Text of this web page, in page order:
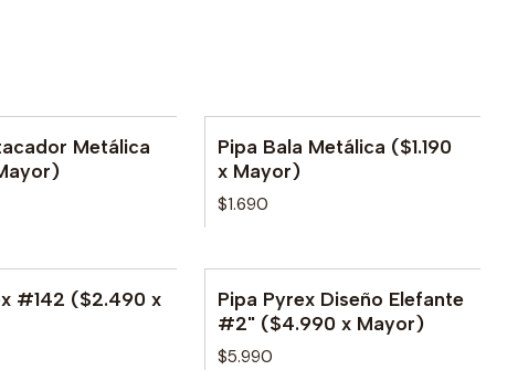
Metálica
No disponible
Pipa Bala Metálica ($1.190
x Mayor)
$1.690
#142 ($2.490 x
Pipa Pyrex Diseño Elefante
#2" ($4.990 x Mayor)
$5.990